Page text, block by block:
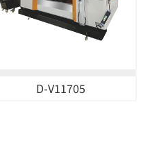
D-V11705